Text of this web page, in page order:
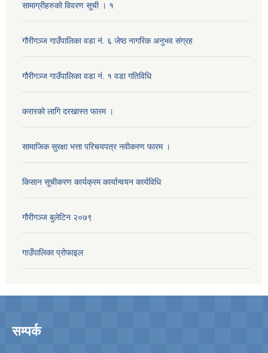
सामाग्रीहरुको विवरण सूची । १
गौरीगञ्‍ज गाउँपालिका वडा नं. ६ जेष्ठ नागरिक अनुभव संग्रह
गौरीगञ्‍ज गाउँपालिका वडा नं. १ वडा गतिविधि
करारको लागि दरखास्त फारम ।
सामाजिक सुरक्षा भत्ता परिचयपत्र नवीकरण फारम ।
किसान सूचीकरण कार्यक्रम कार्यान्वयन कार्यविधि
गौरीगञ्‍ज बुलेटिन २०७९
गाउँपालिका प्रोफाइल
सम्पर्क